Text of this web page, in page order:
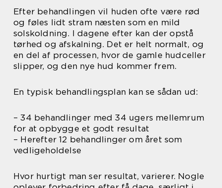
Efter behandlingen vil huden ofte være rød
og føles lidt stram næsten som en mild
solskoldning. I dagene efter kan der opstå
tørhed og afskalning. Det er helt normalt, og
en del af processen, hvor de gamle hudceller
slipper, og den nye hud kommer frem.
En typisk behandlingsplan kan se sådan ud:
– 34 behandlinger med 34 ugers mellemrum
for at opbygge et godt resultat
– Herefter 12 behandlinger om året som
vedligeholdelse
Hvor hurtigt man ser resultat, varierer. Nogle